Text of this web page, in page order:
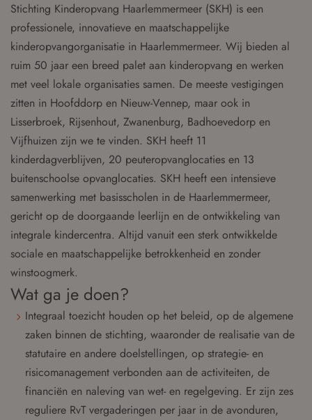
Stichting Kinderopvang Haarlemmermeer (SKH) is een
professionele, innovatieve en maatschappelijke
kinderopvangorganisatie in Haarlemmermeer. Wij bieden al
ruim 50 jaar een breed palet aan kinderopvang en werken
met veel lokale organisaties samen. De meeste vestigingen
zitten in Hoofddorp en Nieuw-Vennep, maar ook in
Lisserbroek, Rijsenhout, Zwanenburg, Badhoevedorp en
Vijfhuizen zijn we te vinden. SKH heeft 11
kinderdagverblijven, 20 peuteropvanglocaties en 13
buitenschoolse opvanglocaties. SKH heeft een intensieve
samenwerking met basisscholen in de Haarlemmermeer,
gericht op de doorgaande leerlijn en de ontwikkeling van
integrale kindercentra. Altijd vanuit een sterk ontwikkelde
sociale en maatschappelijke betrokkenheid en zonder
winstoogmerk.
Wat ga je doen?
Integraal toezicht houden op het beleid, op de algemene
zaken binnen de stichting, waaronder de realisatie van de
statutaire en andere doelstellingen, op strategie- en
risicomanagement verbonden aan de activiteiten, de
financiën en naleving van wet- en regelgeving. Er zijn zes
reguliere RvT vergaderingen per jaar in de avonduren,